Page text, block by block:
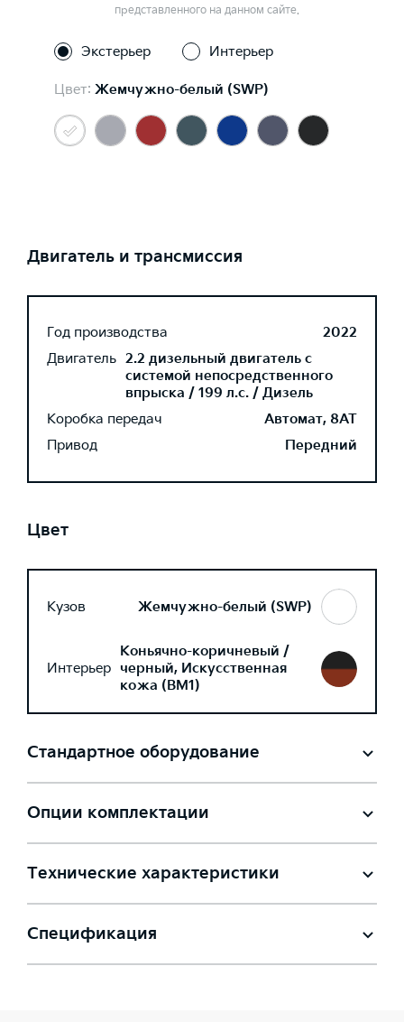
представленного на данном сайте.
Экстерьер Интерьер
Цвет: Жемчужно-белый (SWP)
Двигатель и трансмиссия
Год производства
2022
Двигатель 2.2 дизельный двигатель с
системой непосредственного
впрыска / 199 л.с. / Дизель
Коробка передач
Автомат, 8AT
Привод
Передний
Цвет
Кузов Жемчужно-белый (SWP)
Интерьер
Коньячно-коричневый /
черный, Искусственная
кожа (BM1)
Стандартное оборудование
Опции комплектации
Технические характеристики
Спецификация